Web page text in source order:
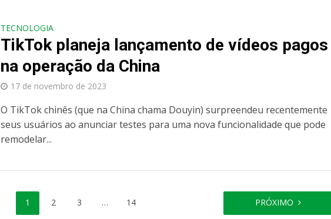
TECNOLOGIA
TikTok planeja lançamento de vídeos pagos
na operação da China
17 de novembro de 2023
O TikTok chinês (que na China chama Douyin) surpreendeu recentemente
seus usuários ao anunciar testes para uma nova funcionalidade que pode
remodelar...
1 2 3 … 14 PRÓXIMO